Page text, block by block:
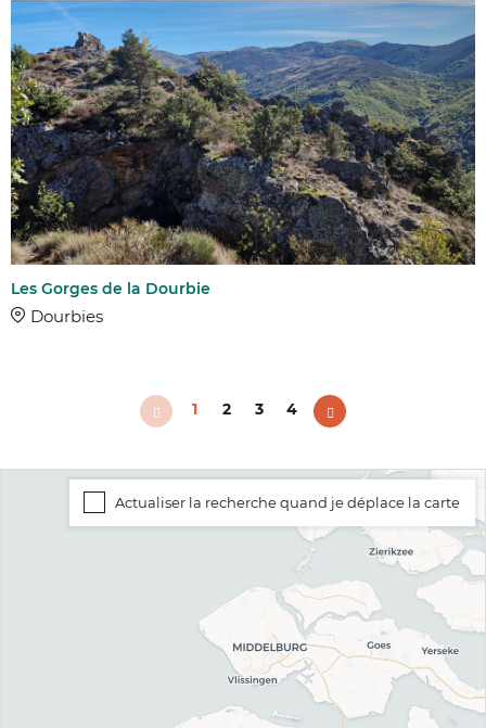
Les Gorges de la Dourbie
Dourbies
1 2 3 4
Actualiser la recherche quand je déplace la carte